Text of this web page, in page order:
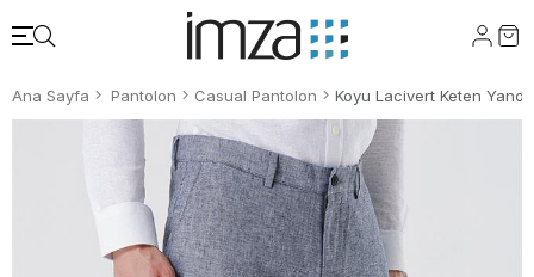
Ana Sayfa Pantolon Casual Pantolon